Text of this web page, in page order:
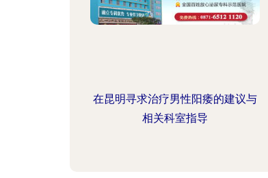
在昆明寻求治疗男性阳痿的建议与
相关科室指导